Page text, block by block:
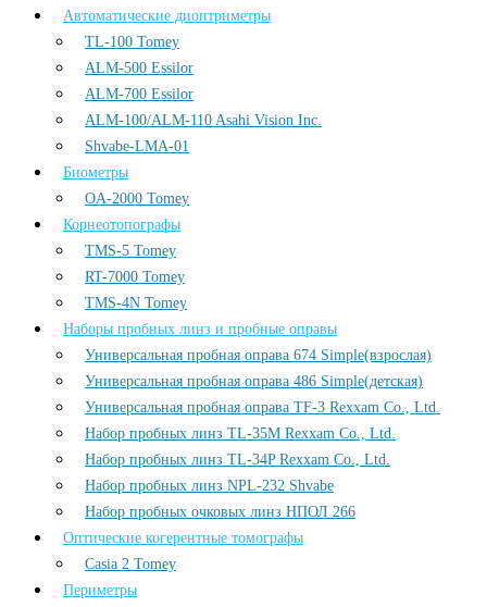
Автоматические диоптриметры
TL-100 Tomey
ALM-500 Essilor
ALM-700 Essilor
ALM-100/ALM-110 Asahi Vision Inc.
Shvabe-LMA-01
Биометры
OA-2000 Tomey
Корнеотопографы
TMS-5 Tomey
RT-7000 Tomey
TMS-4N Tomey
Наборы пробных линз и пробные оправы
Универсальная пробная оправа 674 Simple(взрослая)
Универсальная пробная оправа 486 Simple(детская)
Универсальная пробная оправа TF-3 Rexxam Co., Ltd.
Набор пробных линз TL-35M Rexxam Co., Ltd.
Набор пробных линз TL-34P Rexxam Co., Ltd.
Набор пробных линз NPL-232 Shvabe
Набор пробных очковых линз НПОЛ 266
Оптические когерентные томографы
Casia 2 Tomey
Периметры